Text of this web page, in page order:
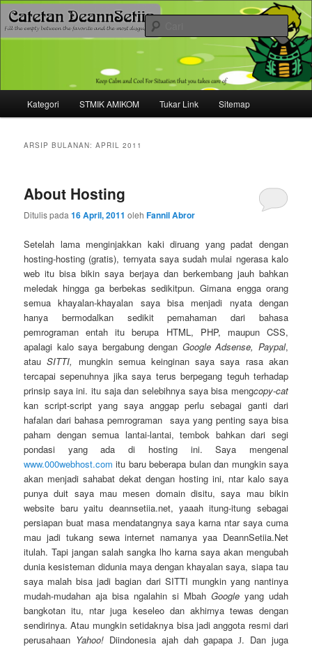
Mari bermimpi dan ciptakan kehendak
Cari
Langsung
utama
Langsung
sekunder
Kategori STMIK AMIKOM Tukar Link Sitemap
ARSIP BULANAN:APRIL 2011
About Hosting
Ditulis pada16 April, 2011 olehFannil Abror
Setelah lama menginjakkan kaki diruang yang padat dengan
hosting-hosting (gratis), ternyata saya sudah mulai ngerasa kalo
web itu bisa bikin saya berjaya dan berkembang jauh bahkan
meledak hingga ga berbekas sedikitpun. Gimana engga orang
semua khayalan-khayalan saya bisa menjadi nyata dengan
hanya bermodalkan sedikit pemahaman dari bahasa
pemrograman entah itu berupa HTML, PHP, maupun CSS,
apalagi kalo saya bergabung dengan Google Adsense, Paypal,
atauSITTI,
mungkin semua keinginan saya saya rasa akan
tercapai sepenuhnya jika saya terus berpegang teguh terhadap
prinsip saya ini. itu saja dan selebihnya saya bisa mengcopy-cat
kan script-script yang saya anggap perlu sebagai ganti dari
hafalan dari bahasa pemrograman saya yang penting saya bisa
paham dengan semua lantai-lantai, tembok bahkan dari segi
pondasi yang ada di hosting ini. Saya mengenal
www.000webhost.com itu baru beberapa bulan dan mungkin saya
akan menjadi sahabat dekat dengan hosting ini, ntar kalo saya
punya duit saya mau mesen domain disitu, saya mau bikin
website baru yaitu deannsetiia.net, yaaah itung-itung sebagai
persiapan buat masa mendatangnya saya karna ntar saya cuma
mau jadi tukang sewa internet namanya yaa DeannSetiia.Net
itulah. Tapi jangan salah sangka lho karna saya akan mengubah
dunia kesisteman didunia maya dengan khayalan saya, siapa tau
saya malah bisa jadi bagian dari SITTI mungkin yang nantinya
mudah-mudahan aja bisa ngalahin si Mbah Googleyang udah
bangkotan itu, ntar juga keseleo dan akhirnya tewas dengan
sendirinya. Atau mungkin setidaknya bisa jadi anggota resmi dari
perusahaan Yahoo!Diindonesia ajah dah gapapaJ. Dan juga